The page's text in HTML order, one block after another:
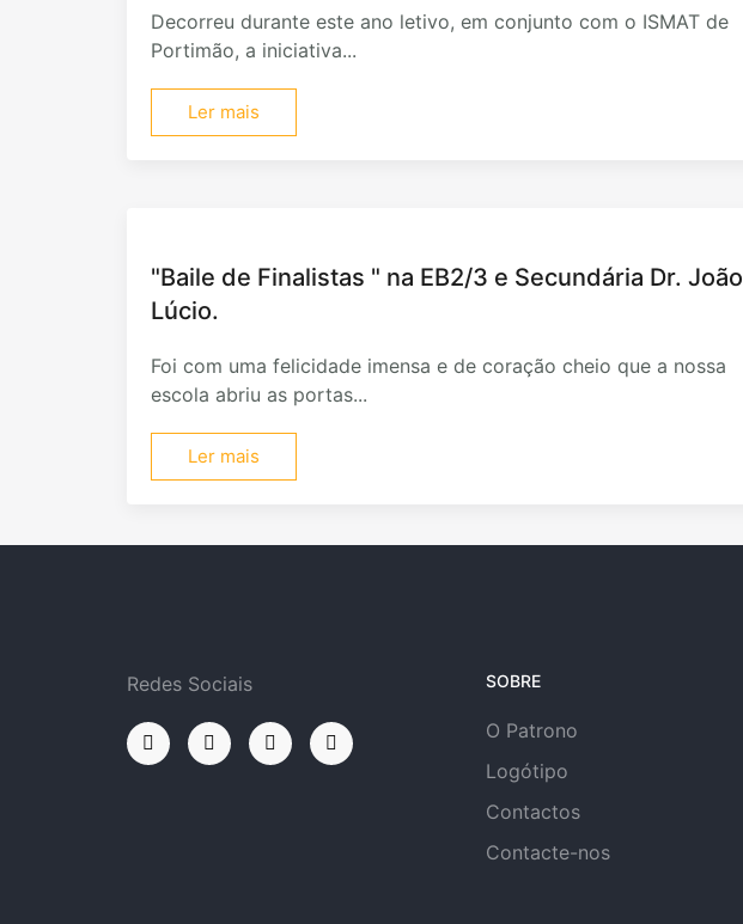
Decorreu durante este ano letivo, em conjunto com o ISMAT de
Portimão, a iniciativa...
Ler mais
"Baile de Finalistas " na EB2/3 e Secundária Dr. João
Lúcio.
Foi com uma felicidade imensa e de coração cheio que a nossa
escola abriu as portas...
Ler mais
Redes Sociais SOBRE
O Patrono
Logótipo
Contactos
Contacte-nos